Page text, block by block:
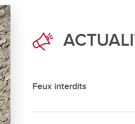
Feux interdits